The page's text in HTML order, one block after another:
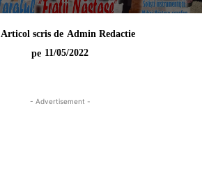
Articol scris de Admin Redactie
pe 11/05/2022
- Advertisement -